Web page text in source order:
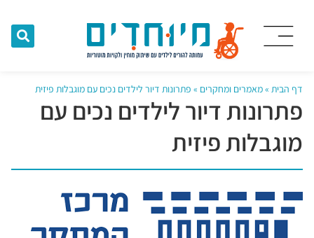
דף הבית »מאמרים ומחקרים » פתרונות דיור לילדים נכים עם מוגבלות פיזית
פתרונות דיור לילדים נכים עם
מוגבלות פיזית